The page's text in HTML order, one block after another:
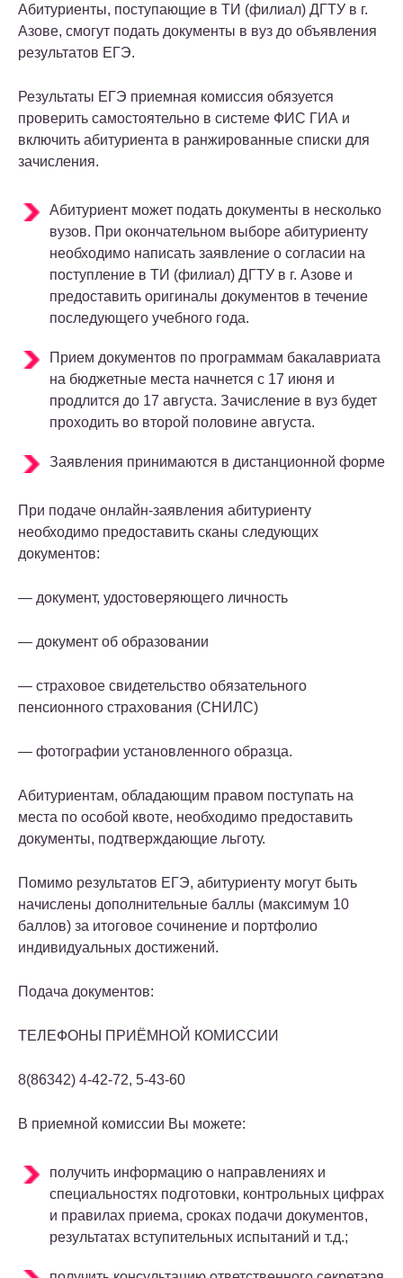
Абитуриенты, поступающие в ТИ (филиал) ДГТУ в г.
Азове, смогут подать документы в вуз до объявления
результатов ЕГЭ.
Результаты ЕГЭ приемная комиссия обязуется
проверить самостоятельно в системе ФИС ГИА и
включить абитуриента в ранжированные списки для
зачисления.
Абитуриент может подать документы в несколько
вузов. При окончательном выборе абитуриенту
необходимо написать заявление о согласии на
поступление в ТИ (филиал) ДГТУ в г. Азове и
предоставить оригиналы документов в течение
последующего учебного года.
Прием документов по программам бакалавриата
на бюджетные места начнется с 17 июня и
продлится до 17 августа. Зачисление в вуз будет
проходить во второй половине августа.
Заявления принимаются в дистанционной форме
При подаче онлайн-заявления абитуриенту
необходимо предоставить сканы следующих
документов:
— документ, удостоверяющего личность
— документ об образовании
— страховое свидетельство обязательного
пенсионного страхования (СНИЛС)
— фотографии установленного образца.
Абитуриентам, обладающим правом поступать на
места по особой квоте, необходимо предоставить
документы, подтверждающие льготу.
Помимо результатов ЕГЭ, абитуриенту могут быть
начислены дополнительные баллы (максимум 10
баллов) за итоговое сочинение и портфолио
индивидуальных достижений.
Подача документов:
ТЕЛЕФОНЫ ПРИЁМ НОЙ КОМИССИИ
8(86342) 4-42-72, 5-43-60
В приемной комиссии Вы можете:
получить информацию о направлениях и
специальностях подготовки, контрольных цифрах
и правилах приема, сроках подачи документов,
результатах вступительных испытаний и т.д.;